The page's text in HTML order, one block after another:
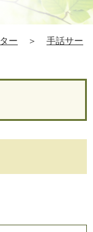
ー ＞
手話サー